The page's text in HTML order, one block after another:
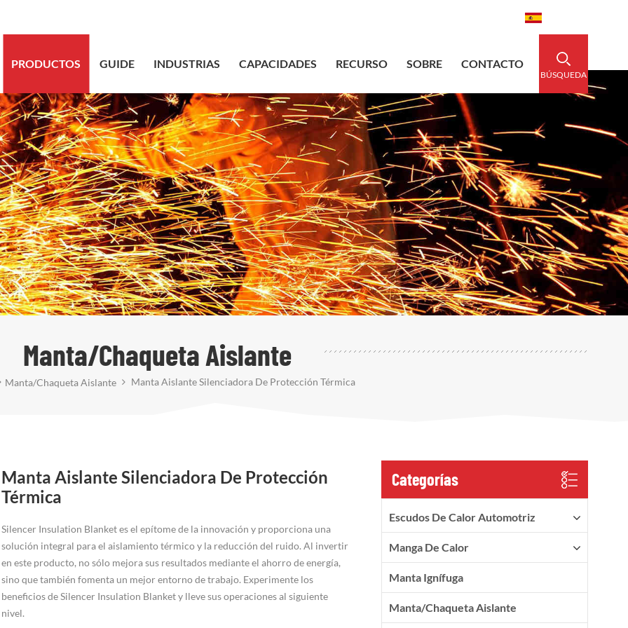
BÚSQUEDA
PRODUCTOS GUIDE INDUSTRIAS CAPACIDADES RECURSO SOBRE CONTACTO
Manta/Chaqueta Aislante
Manta/Chaqueta Aislante Manta Aislante Silenciadora De Protección Térmica
Manta Aislante Silenciadora De Protección
Térmica
Silencer Insulation Blanket es el epítome de la innovación y proporciona una
solución integral para el aislamiento térmico y la reducción del ruido. Al invertir
en este producto, no sólo mejora sus resultados mediante el ahorro de energía,
sino que también fomenta un mejor entorno de trabajo. Experimente los
beneficios de Silencer Insulation Blanket y lleve sus operaciones al siguiente
nivel.
Categorías
Escudos De Calor Automotriz
Manga De Calor
Manta Ignífuga
Manta/Chaqueta Aislante